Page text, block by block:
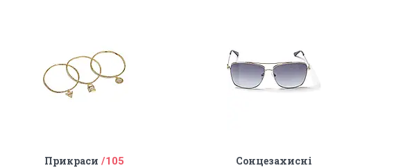
Прикраси 105
Сонцезахисні